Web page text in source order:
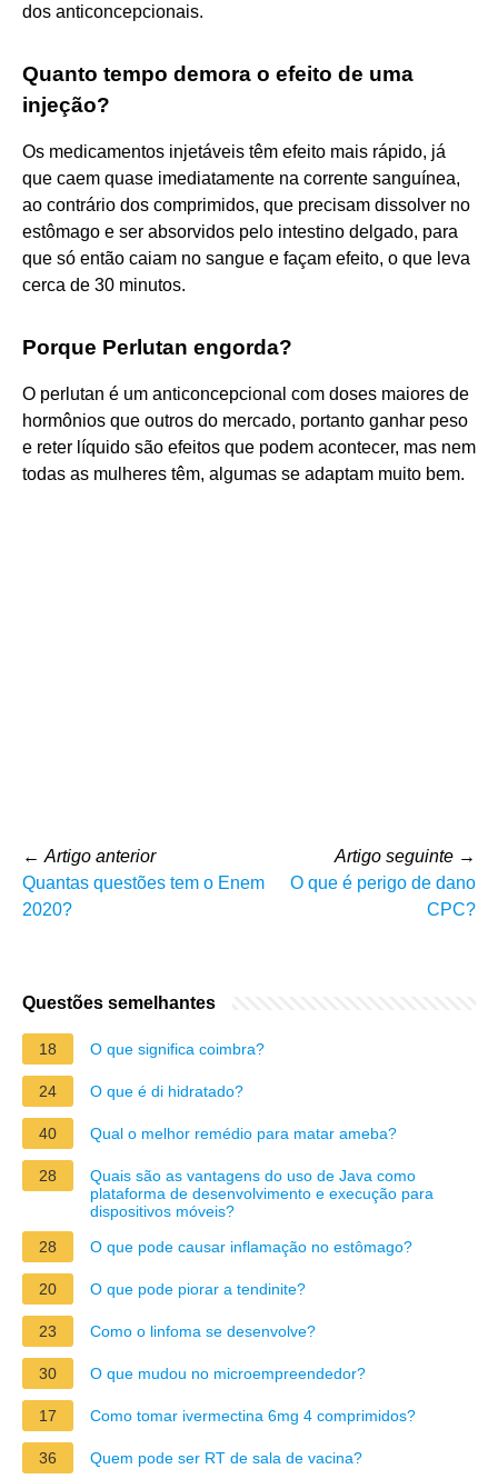
dos anticoncepcionais.
Quanto tempo demora o efeito de uma
injeção?
Os medicamentos injetáveis têm efeito mais rápido, já
que caem quase imediatamente na corrente sanguínea,
ao contrário dos comprimidos, que precisam dissolver no
estômago e ser absorvidos pelo intestino delgado, para
que só então caiam no sangue e façam efeito, o que leva
cerca de 30 minutos.
Porque Perlutan engorda?
O perlutan é um anticoncepcional com doses maiores de
hormônios que outros do mercado, portanto ganhar peso
e reter líquido são efeitos que podem acontecer, mas nem
todas as mulheres têm, algumas se adaptam muito bem.
← Artigo anterior
Quantas questões tem o Enem
2020?
Artigo seguinte →
O que é perigo de dano
CPC?
Questões semelhantes
18 O que significa coimbra?
24 O que é di hidratado?
40 Qual o melhor remédio para matar ameba?
28
Quais são as vantagens do uso de Java como
plataforma de desenvolvimento e execução para
dispositivos móveis?
28
O que pode causar inflamação no estômago?
20 O que pode piorar a tendinite?
23 Como o linfoma se desenvolve?
30 O que mudou no microempreendedor?
17 Como tomar ivermectina 6mg 4 comprimidos?
36 Quem pode ser RT de sala de vacina?